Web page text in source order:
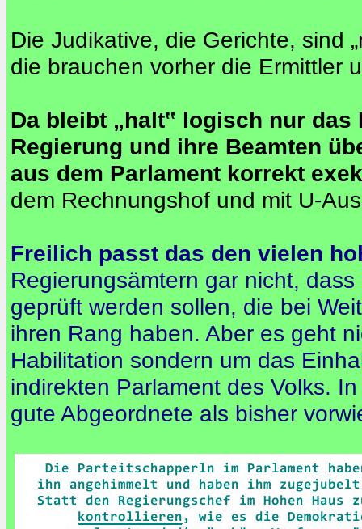
Die Judikative, die Gerichte, sind
die brauchen vorher die Ermittler
Da bleibt „halt‟ logisch nur
Regierung und ihre Beamten
aus dem Parlament korrekt
dem Rechnungshof und mit U-
Freilich passt das den vielen
Regierungsämtern gar nicht,
geprüft werden sollen, die bei
ihren Rang haben. Aber es geht
Habilitation sondern um das
indirekten Parlament des Volks.
gute Abgeordnete als bisher